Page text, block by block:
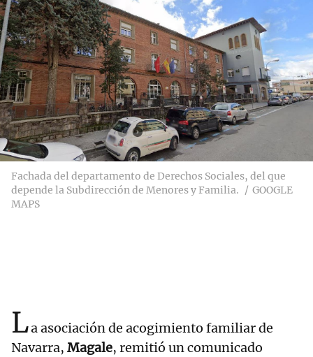
Fachada del departamento de Derechos Sociales, del que
depende la Subdirección de Menores y Familia.
GOOGLE
MAPS
La asociación de acogimiento familiar de
Navarra, Magale, remitió un comunicado